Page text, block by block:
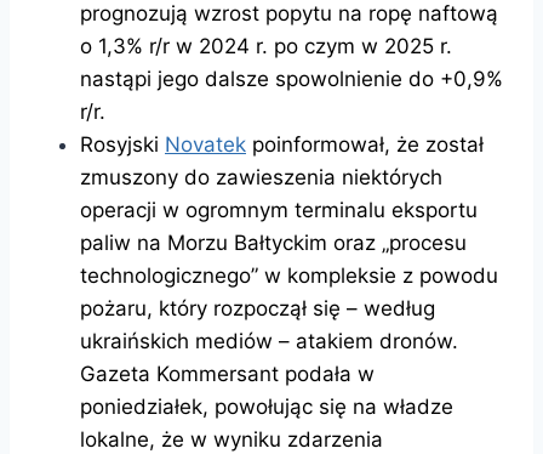
prognozują wzrost popytu na ropę naftową
o 1,3% r/r w 2024 r. po czym w 2025 r.
nastąpi jego dalsze spowolnienie do +0,9%
r/r.
Rosyjski Novatek poinformował, że został
zmuszony do zawieszenia niektórych
operacji w ogromnym terminalu eksportu
paliw na Morzu Bałtyckim oraz „procesu
technologicznego” w kompleksie z powodu
pożaru, który rozpoczął się – według
ukraińskich mediów – atakiem dronów.
Gazeta Kommersant podała w
poniedziałek, powołując się na władze
lokalne, że w wyniku zdarzenia